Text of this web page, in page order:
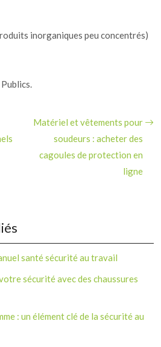
inorganiques peu concentrés)
Matériel et vêtements pour
soudeurs : acheter des
cagoules de protection en
ligne
santé sécurité au travail
sécurité avec des chaussures
: un élément clé de la sécurité au